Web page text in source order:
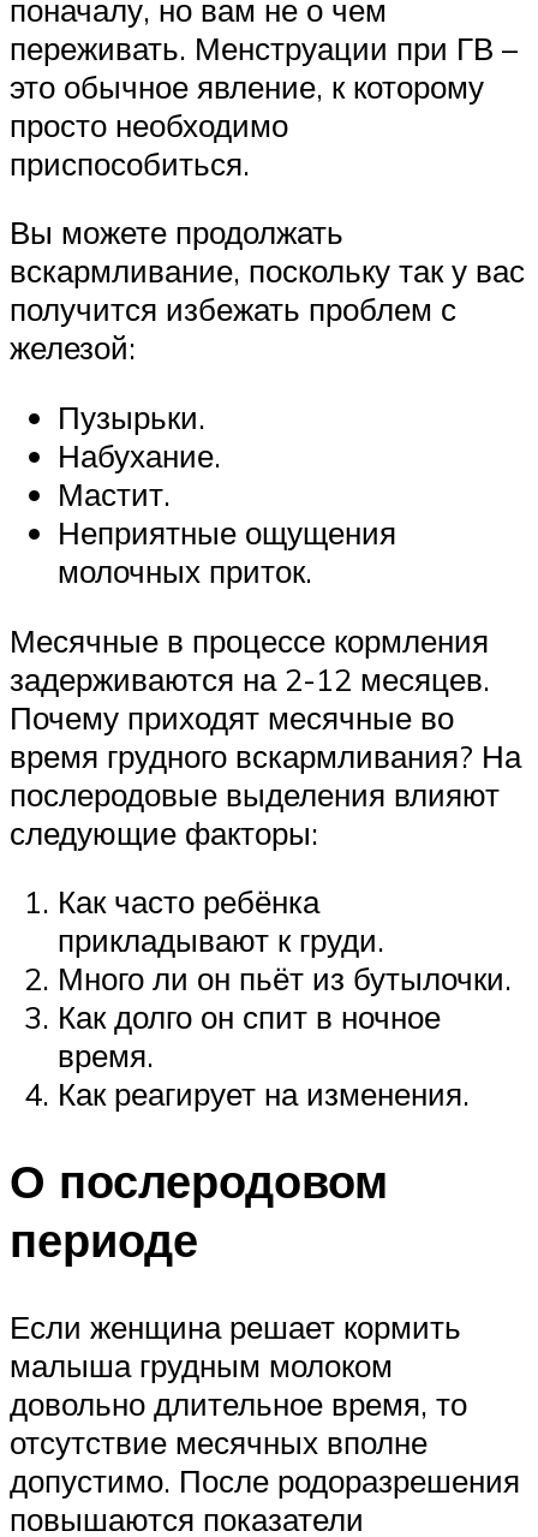
поначалу, но вам не о чем
переживать. Менструации при ГВ –
это обычное явление, к которому
просто необходимо
приспособиться.
Вы можете продолжать
вскармливание, поскольку так у вас
получится избежать проблем с
железой:
Пузырьки.
Набухание.
Мастит.
Неприятные ощущения
молочных приток.
Месячные в процессе кормления
задерживаются на 2-12 месяцев.
Почему приходят месячные во
время грудного вскармливания? На
послеродовые выделения влияют
следующие факторы:
Как часто ребёнка
прикладывают к груди.
Много ли он пьёт из бутылочки.
Как долго он спит в ночное
время.
Как реагирует на изменения.
О послеродовом
периоде
Если женщина решает кормить
малыша грудным молоком
довольно длительное время, то
отсутствие месячных вполне
допустимо. После родоразрешения
повышаются показатели